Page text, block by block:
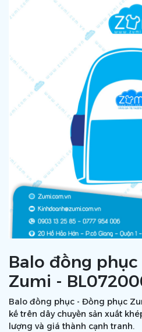
Balo đồng
Zumi -
Balo đồng phục - Đồng phục
kế trên dây chuyền sản xuất
lượng và giá thành cạnh tranh.